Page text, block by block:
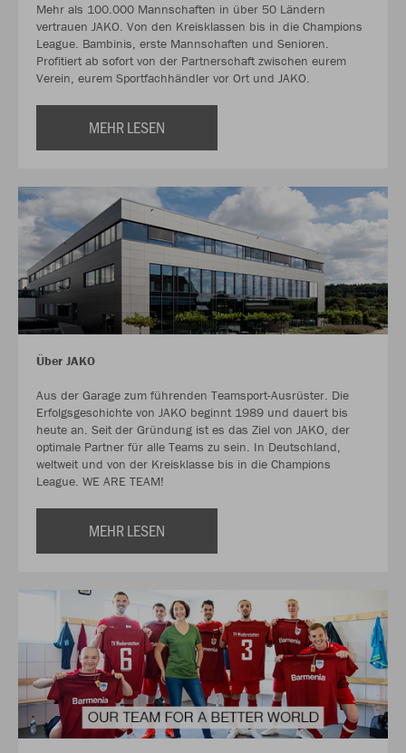
Mehr als 100.000 Mannschaften in über 50 Ländern
vertrauen JAKO. Von den Kreisklassen bis in die Champions
League. Bambinis, erste Mannschaften und Senioren.
Profitiert ab sofort von der Partnerschaft zwischen eurem
Verein, eurem Sportfachhändler vor Ort und JAKO.
MEHR LESEN
Über JAKO
Aus der Garage zum führenden Teamsport-Ausrüster. Die
Erfolgsgeschichte von JAKO beginnt 1989 und dauert bis
heute an. Seit der Gründung ist es das Ziel von JAKO, der
optimale Partner für alle Teams zu sein. In Deutschland,
weltweit und von der Kreisklasse bis in die Champions
League. WE ARE TEAM!
MEHR LESEN